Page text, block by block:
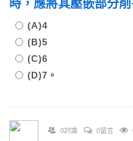
時，應將其壓嵌部分削
(A)4
(B)5
(C)6
(D)7。
0討論 0留言